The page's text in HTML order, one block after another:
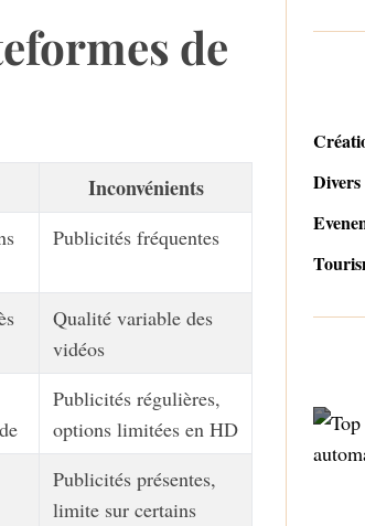
de
Inconvénients
Publicités fréquentes
Qualité variable des
vidéos
Publicités régulières,
options limitées en HD
Publicités présentes,
limite sur certains
Divers